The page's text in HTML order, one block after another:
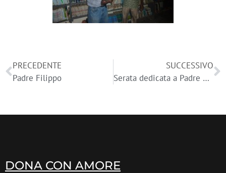
PRECEDENTE
Padre Filippo
SUCCESSIVO
Serata dedicata a Padre Filippo
DONA CON AMORE